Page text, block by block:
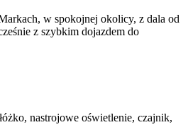
w spokojnej okolicy, z dala od
z szybkim dojazdem do
nastrojowe oświetlenie, czajnik,